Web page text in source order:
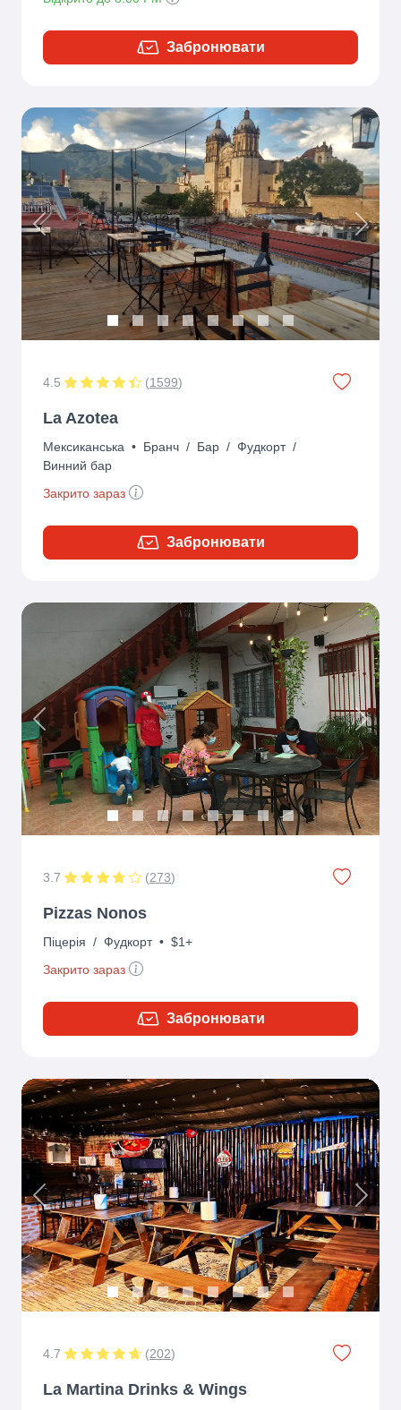
Забронювати
Previous Next
4.5 (1599)
La Azotea
Мексиканська • Бранч / Бар / Фудкорт /
Винний бар
Закрито зараз
Забронювати
Previous Next
3.7 (273)
Pizzas Nonos
Піцерія / Фудкорт • $1+
Закрито зараз
Забронювати
Previous Next
4.7 (202)
La Martina Drinks & Wings